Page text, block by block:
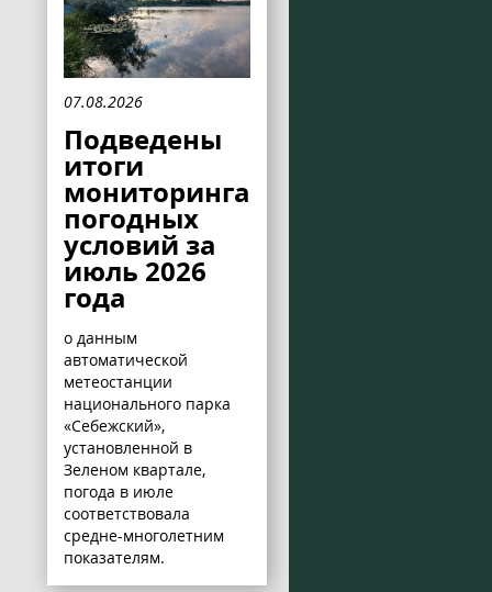
07.08.2026
Подведены
итоги
мониторинга
погодных
условий за
июль 2026
года
о данным
автоматической
метеостанции
национального парка
«Себежский»,
установленной в
Зеленом квартале,
погода в июле
соответствовала
средне-многолетним
показателям.